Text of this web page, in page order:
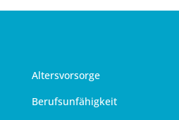
Altersvorsorge
Berufsunfähigkeit